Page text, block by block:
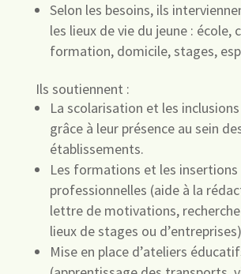
Selon les besoins, ils
les lieux de vie du jeune : école,
formation, domicile, stages,
Ils soutiennent :
La scolarisation et les
grâce à leur présence au sein
établissements.
Les formations et les insertions
professionnelles (aide à la
lettre de motivations,
lieux de stages ou
Mise en place d’ateliers